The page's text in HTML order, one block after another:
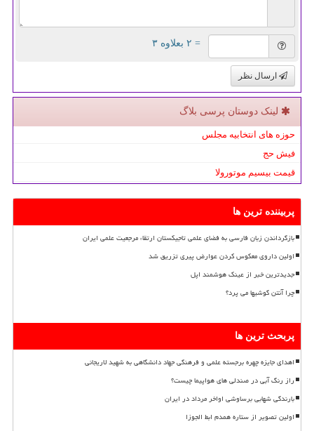
= ۲ بعلاوه ۳
ارسال نظر
لینک دوستان پرسی بلاگ
حوزه های انتخابیه مجلس
فیش حج
قیمت بیسیم موتورولا
پربیننده ترین ها
بازگرداندن زبان فارسی به فضای علمی تاجیکستان ارتقاء مرجعیت علمی ایران
اولین داروی معکوس کردن عوارض پیری تزریق شد
جدیدترین خبر از عینک هوشمند اپل
چرا آنتن گوشیها می پرد؟
پربحث ترین ها
اهدای جایزه چهره برجسته علمی و فرهنگی جهاد دانشگاهی به شهید لاریجانی
راز رنگ آبی در صندلی های هواپیما چیست؟
بارندگی شهابی برساوشی اواخر مرداد در ایران
اولین تصویر از ستاره همدم ابط الجوزا